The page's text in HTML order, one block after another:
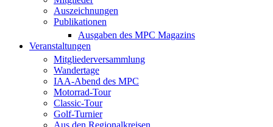
Auszeichnungen
Publikationen
Ausgaben des MPC Magazins
Veranstaltungen
Mitgliederversammlung
Wandertage
IAA-Abend des MPC
Motorrad-Tour
Classic-Tour
Golf-Turnier
Aus den Regionalkreisen